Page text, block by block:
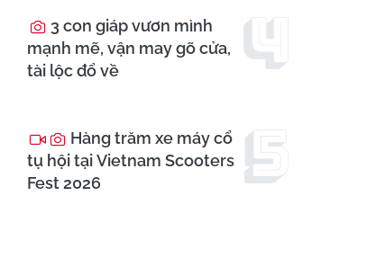
3 con giáp vươn mình
mạnh mẽ, vận may gõ cửa,
tài lộc đổ về
Hàng trăm xe máy cổ
tụ hội tại Vietnam Scooters
Fest 2026